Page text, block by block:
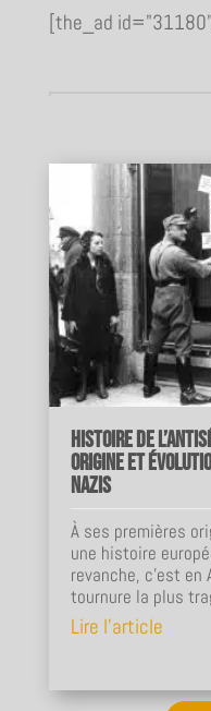
[the_ad
Histoire de
origine et
nazis
À ses premières
une histoire
revanche, c'est en
tournure la plus
Lire l'article